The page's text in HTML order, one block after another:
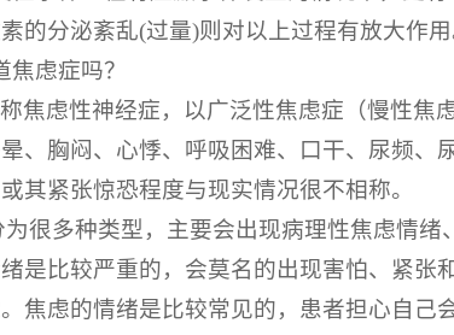
的分泌紊乱(过量)则对以上过程有放大作用
焦虑症吗？
焦虑性神经症，以广泛性焦虑症（慢性焦
、胸闷、心悸、呼吸困难、口干、尿频
其紧张惊恐程度与现实情况很不相称。
为很多种类型，主要会出现病理性焦虑情
是比较严重的，会莫名的出现害怕、紧
焦虑的情绪是比较常见的，患者担心自